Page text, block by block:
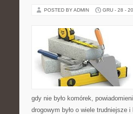
POSTED BY ADMIN GRU - 28 -
gdy nie było komórek,
drogowym było o wiele trudniejsze